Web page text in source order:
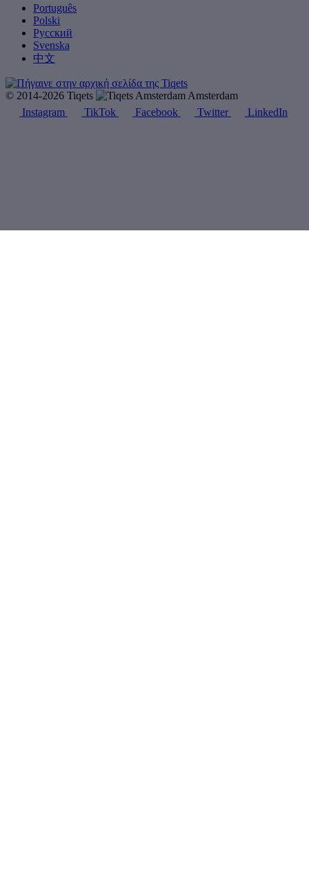
Português
Polski
Русский
Svenska
中文
© 2014-2026 Tiqets
Amsterdam
Instagram
TikTok Facebook Twitter LinkedIn